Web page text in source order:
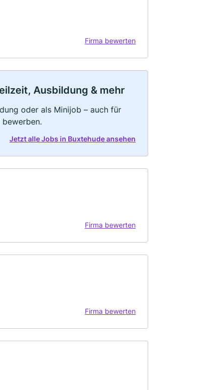
Firma bewerten
Ausbildung & mehr
oder als Minijob – auch für
Jetzt alle Jobs in Buxtehude ansehen
Firma bewerten
Firma bewerten